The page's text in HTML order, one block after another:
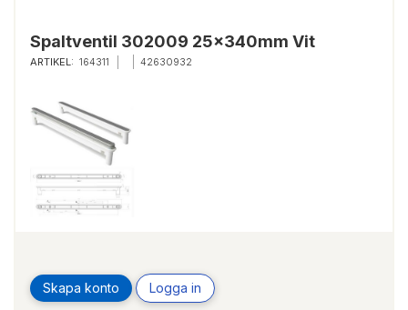
Spaltventil 302009 25x340mm Vit
ARTIKEL: 164311 42630932
Skapa konto Logga in